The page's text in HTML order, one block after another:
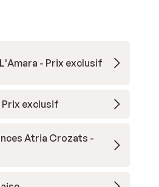
- Prix exclusif
Prix exclusif
Atria Crozats -